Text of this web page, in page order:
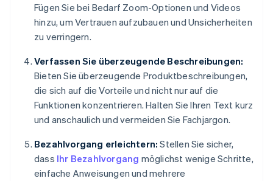
Fügen Sie bei Bedarf Zoom-Optionen und Videos
hinzu, um Vertrauen aufzubauen und Unsicherheiten
zu verringern.
Verfassen Sie überzeugende Beschreibungen:
Bieten Sie überzeugende Produktbeschreibungen,
die sich auf die Vorteile und nicht nur auf die
Funktionen konzentrieren. Halten Sie Ihren Text kurz
und anschaulich und vermeiden Sie Fachjargon.
Bezahlvorgang erleichtern: Stellen Sie sicher,
dass Ihr Bezahlvorgang möglichst wenige Schritte,
einfache Anweisungen und mehrere